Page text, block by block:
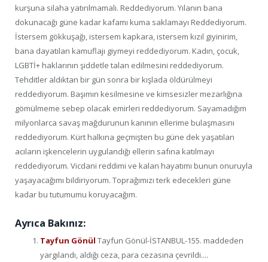
kurşuna silaha yatırılmamalı. Reddediyorum. Yılanın bana
dokunacağı güne kadar kafamı kuma saklamayı Reddediyorum.
İstersem gökkuşağı, istersem kapkara, istersem kızıl giyinirim,
bana dayatılan kamuflajı giymeyi reddediyorum. Kadın, çocuk,
LGBTİ+ haklarının şiddetle talan edilmesini reddediyorum.
Tehditler aldıktan bir gün sonra bir kışlada öldürülmeyi
reddediyorum. Başımın kesilmesine ve kimsesizler mezarlığına
gömülmeme sebep olacak emirleri reddediyorum. Sayamadığım
milyonlarca savaş mağdurunun kanının ellerime bulaşmasını
reddediyorum. Kürt halkına geçmişten bu güne dek yaşatılan
acıların işkencelerin uygulandığı ellerin safına katılmayı
reddediyorum. Vicdani reddimi ve kalan hayatımı bunun onuruyla
yaşayacağımı bildiriyorum. Toprağımızı terk edecekleri güne
kadar bu tutumumu koruyacağım.
Ayrıca Bakınız:
Tayfun Gönül Tayfun Gönül-İSTANBUL-155. maddeden
yargılandı, aldığı ceza, para cezasına çevrildi....